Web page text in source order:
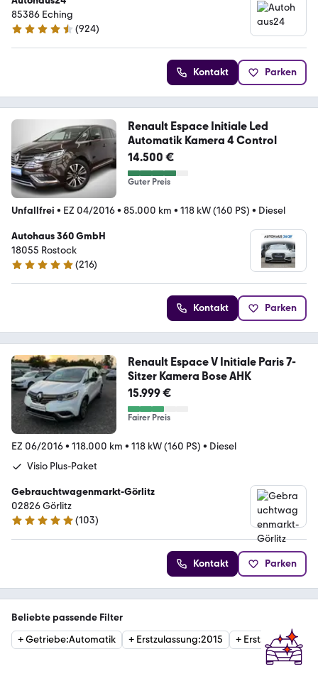
85386 Eching
4.4 Sterne
(924)
Kontakt Parken
Renault Espace Initiale Led
Automatik Kamera 4 Control
14.500 €
Guter Preis
Unfallfrei • EZ 04/2016• 85.000 km • 118 kW (160 PS) • Diesel
Autohaus 360 GmbH
18055 Rostock
5 Sterne
(216)
Kontakt Parken
Renault Espace V Initiale Paris 7-
Sitzer Kamera Bose AHK
15.999 €
Fairer Preis
EZ 06/2016• 118.000 km • 118 kW (160 PS) • Diesel
Visio Plus-Paket
Gebrauchtwagenmarkt-Görlitz
02826 Görlitz
4.8 Sterne
(103)
Kontakt Parken
Beliebte passende Filter
+Getriebe:Automatik + Erstzulassung:2015 + Erstzulassung